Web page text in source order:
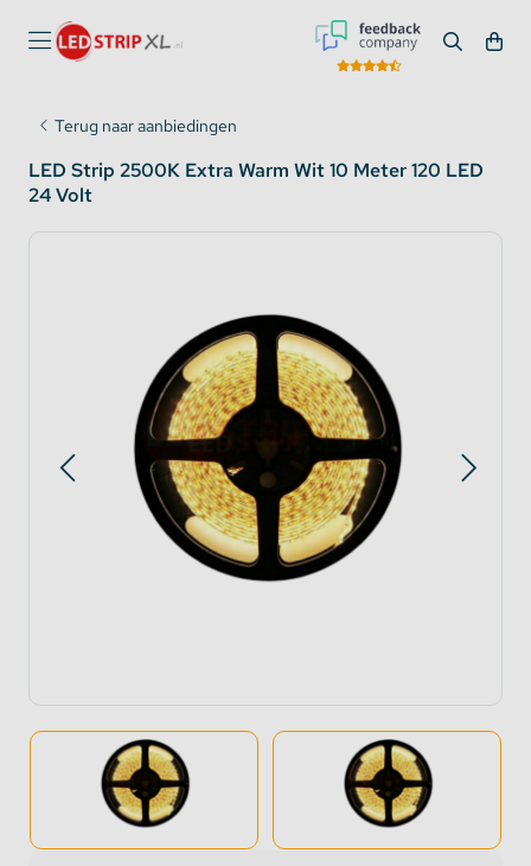
Terug naar aanbiedingen
LED Strip 2500K Extra Warm Wit 10 Meter 120 LED
24 Volt